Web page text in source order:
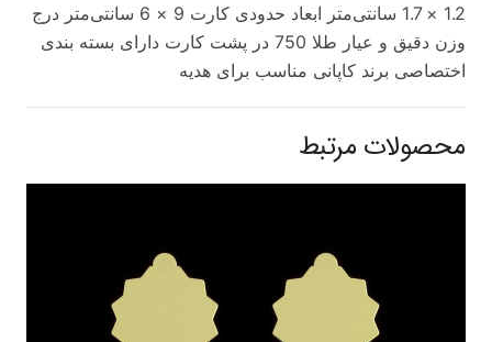
1.2 × 1.7 سانتی‌متر ابعاد حدودی کارت 9 × 6 سانتی‌متر درج
وزن دقیق و عیار طلا 750 در پشت کارت دارای بسته بندی
اختصاصی برند کاپانی مناسب برای هدیه
محصولات مرتبط